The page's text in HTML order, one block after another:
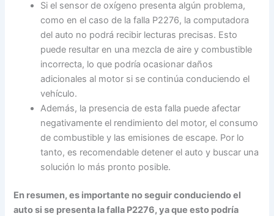
Si el sensor de oxígeno presenta algún problema,
como en el caso de la falla P2276, la computadora
del auto no podrá recibir lecturas precisas. Esto
puede resultar en una mezcla de aire y combustible
incorrecta, lo que podría ocasionar daños
adicionales al motor si se continúa conduciendo el
vehículo.
Además, la presencia de esta falla puede afectar
negativamente el rendimiento del motor, el consumo
de combustible y las emisiones de escape. Por lo
tanto, es recomendable detener el auto y buscar una
solución lo más pronto posible.
En resumen, es importante no seguir conduciendo el
auto si se presenta la falla P2276, ya que esto podría